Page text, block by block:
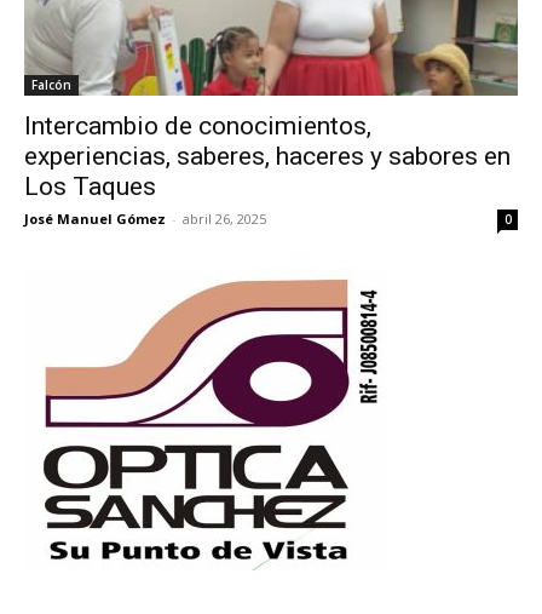
Falcón
Intercambio de conocimientos,
experiencias, saberes, haceres y sabores en
Los Taques
José Manuel Gómez - abril 26, 2025 0